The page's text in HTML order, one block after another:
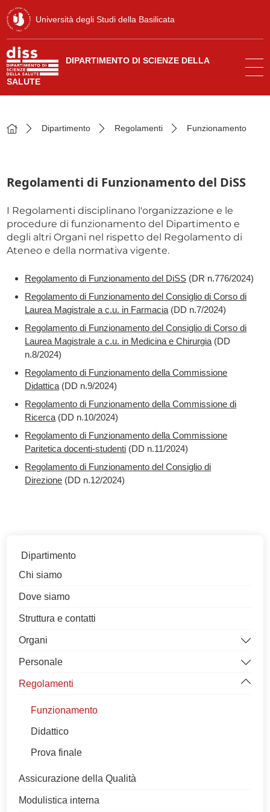
Università degli Studi della Basilicata
DIPARTIMENTO DI SCIENZE DELLA
SALUTE
Dipartimento Regolamenti Funzionamento
Regolamenti di Funzionamento del DiSS
I Regolamenti disciplinano l'organizzazione e le
procedure di funzionamento del Dipartimento e
degli altri Organi nel rispetto del Regolamento di
Ateneo e della normativa vigente.
Regolamento di Funzionamento del DiSS (DR n.776/2024)
Regolamento di Funzionamento del Consiglio di Corso di
Laurea Magistrale a c.u. in Farmacia (DD n.7/2024)
Regolamento di Funzionamento del Consiglio di Corso di
Laurea Magistrale a c.u. in Medicina e Chirurgia (DD
n.8/2024)
Regolamento di Funzionamento della Commissione
Didattica (DD n.9/2024)
Regolamento di Funzionamento della Commissione di
Ricerca (DD n.10/2024)
Regolamento di Funzionamento della Commissione
Paritetica docenti-studenti (DD n.11/2024)
Regolamento di Funzionamento del Consiglio di
Direzione (DD n.12/2024)
Dipartimento
Chi siamo
Dove siamo
Struttura e contatti
Organi
Direttore
Consigli
Commissioni
Comitato di Indirizzo
Personale
Docente
Tecnico-Amministrativo
Assegnisti
Regolamenti
Funzionamento
Didattico
Prova finale
Assicurazione della Qualità
Modulistica interna